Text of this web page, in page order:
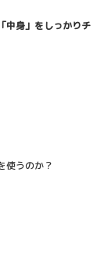
中身」をしっかりチ
使うのか？